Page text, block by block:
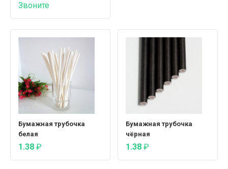
Звоните
Бумажная трубочка
белая
1.38 ₽
Бумажная трубочка
чёрная
1.38 ₽